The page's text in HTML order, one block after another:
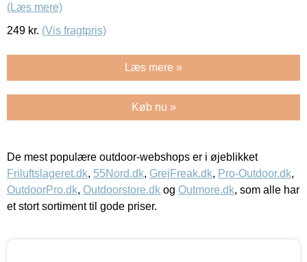
(Læs mere)
249 kr. (Vis fragtpris)
Læs mere »
Køb nu »
De mest populære outdoor-webshops er i øjeblikket
Friluftslageret.dk, 55Nord.dk, GrejFreak.dk, Pro-Outdoor.dk,
OutdoorPro.dk, Outdoorstore.dk og Outmore.dk, som alle har
et stort sortiment til gode priser.